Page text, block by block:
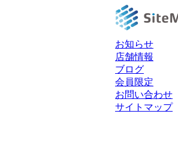
お知らせ
店舗情報
ブログ
会員限定
お問い合わせ
サイトマップ